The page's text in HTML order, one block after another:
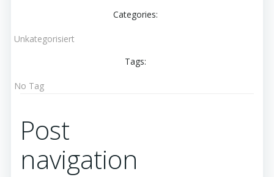
Categories:
Unkategorisiert
Tags:
No Tag
Post
navigation